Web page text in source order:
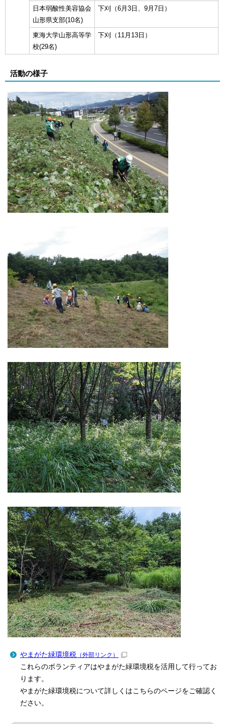
日本弱酸性美容協会
山形県支部(10名)
下刈（6月3日、9月7日）
東海大学山形高等学
校(29名)
下刈（11月13日）
活動の様子
やまがた緑環境税 （外部リンク）
これらのボランティアはやまがた緑環境税を活用して行ってお
ります。
やまがた緑環境税について詳しくはこちらのページをご確認く
ださい。